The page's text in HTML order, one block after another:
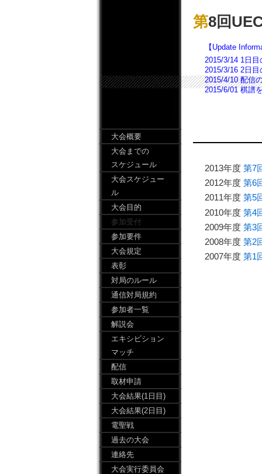
第8回
【Update
2015/3/14 1日
2015/3/16 2日
2015/4/10 配信
2015/6/01 棋譜
大会概要
大会までの
スケジュール
大会スケジュー
ル
大会目的
参加受付
参加要件
大会規定
表彰
対局のルール
通信対局規約
参加者一覧
解説会
エキシビション
マッチ
配信
取材申請
大会結果(1日目)
大会結果(2日目)
電聖戦
過去の大会
連絡先
大会実行委員会
2013年度 第7
2012年度 第6
2011年度 第5
2010年度 第4
2009年度 第3
2008年度 第2
2007年度 第1